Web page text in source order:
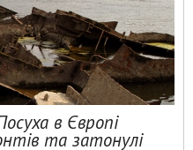
в Європі
та затонулі